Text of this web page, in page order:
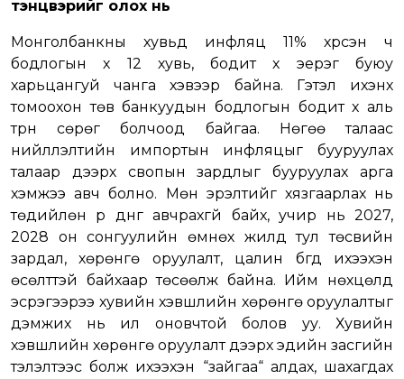
тэнцвэрийг олох нь
Монголбанкны хувьд инфляц 11% хүрсэн ч
бодлогын хүү 12 хувь, бодит хүү эерэг буюу
харьцангуй чанга хэвээр байна. Гэтэл ихэнх
томоохон төв банкуудын бодлогын бодит хүү аль
түрүүн сөрөг болчоод байгаа. Нөгөө талаас
нийлүүлэлтийн импортын инфляцыг бууруулах
талаар дээрх свопын зардлыг бууруулах арга
хэмжээ авч болно. Мөн эрэлтийг хязгаарлах нь
төдийлөн үр дүнг авчрахгүй байх, учир нь 2027,
2028 он сонгуулийн өмнөх жилүүд тул төсвийн
зардал, хөрөнгө оруулалт, цалин бүгд ихээхэн
өсөлттэй байхаар төсөөлж байна. Ийм нөхцөлд
эсрэгээрээ хувийн хэвшлийн хөрөнгө оруулалтыг
дэмжих нь илүү оновчтой болов уу. Хувийн
хэвшлийн хөрөнгө оруулалт дээрх эдийн засгийн
тэлэлтээс болж ихээхэн “зайгаа“ алдах, шахагдах